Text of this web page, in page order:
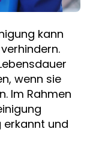
kann
wenn sie
Im Rahmen
erkannt und